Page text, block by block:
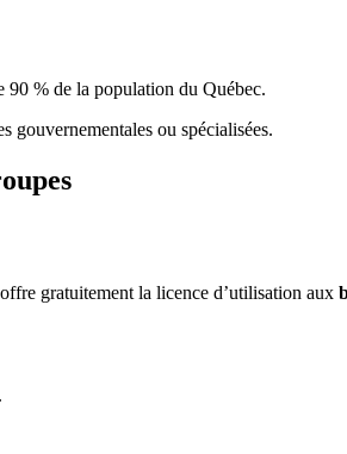
90 % de la population du Québec.
gouvernementales ou spécialisées.
gratuitement la licence d’utilisation aux